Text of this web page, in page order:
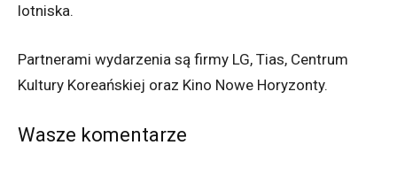
lotniska.
Partnerami wydarzenia są firmy LG, Tias, Centrum
Kultury Koreańskiej oraz Kino Nowe Horyzonty.
Wasze komentarze